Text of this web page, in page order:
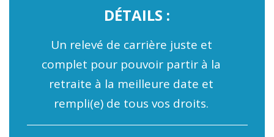
DÉTAILS :
Un relevé de carrière juste et
complet pour pouvoir partir à la
retraite à la meilleure date et
rempli(e) de tous vos droits.